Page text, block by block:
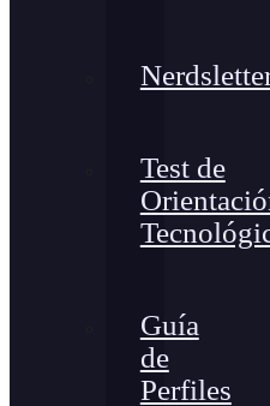
Test de
Guía
de
Perfiles